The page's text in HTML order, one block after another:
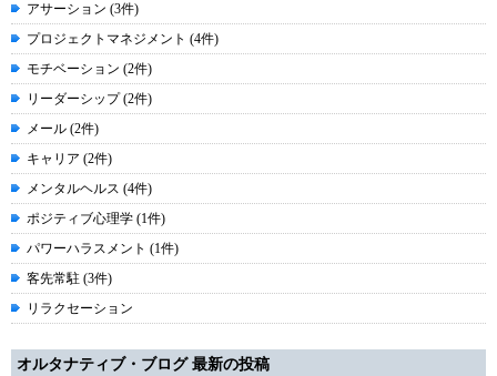
アサーション (3件)
プロジェクトマネジメント (4件)
モチベーション (2件)
リーダーシップ (2件)
メール (2件)
キャリア (2件)
メンタルヘルス (4件)
ポジティブ心理学 (1件)
パワーハラスメント (1件)
客先常駐 (3件)
リラクセーション
オルタナティブ・ブログ 最新の投稿